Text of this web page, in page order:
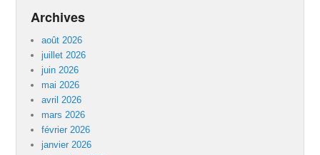
Archives
août 2026
juillet 2026
juin 2026
mai 2026
avril 2026
mars 2026
février 2026
janvier 2026